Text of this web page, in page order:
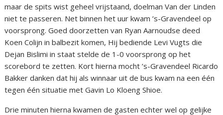
maar de spits wist geheel vrijstaand, doelman Van der Linden
niet te passeren. Net binnen het uur kwam ’s-Gravendeel op
voorsprong. Goed doorzetten van Ryan Aarnoudse deed
Koen Colijn in balbezit komen, Hij bediende Levi Vugts die
Dejan Bislimi in staat stelde de 1-0 voorsprong op het
scorebord te zetten. Kort hierna mocht ’s-Gravendeel Ricardo
Bakker danken dat hij als winnaar uit de bus kwam na een één
tegen één situatie met Gavin Lo Kloeng Shioe.
Drie minuten hierna kwamen de gasten echter wel op gelijke